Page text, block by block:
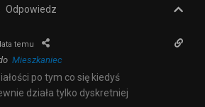
Odpowiedz
temu
Mieszkaniec
po tym co się kiedyś
działa tylko dyskretniej